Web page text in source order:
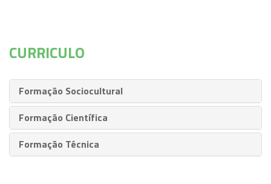
CURRICULO
Formação Sociocultural
Formação Científica
Formação Técnica